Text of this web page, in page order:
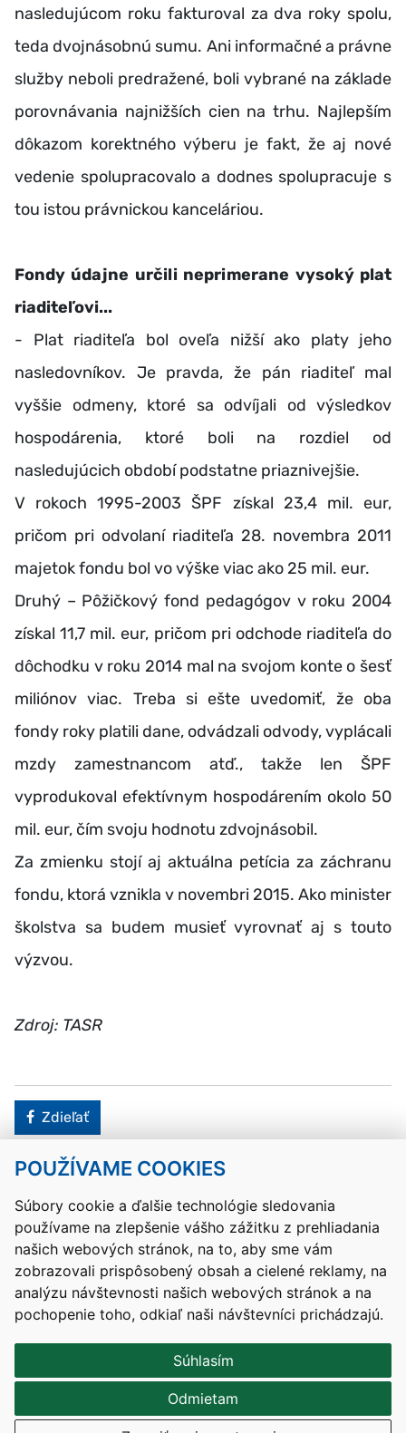
POUŽÍVAME COOKIES
Súbory cookie a ďalšie technológie sledovania
používame na zlepšenie vášho zážitku z prehliadania
našich webových stránok, na to, aby sme vám
zobrazovali prispôsobený obsah a cielené reklamy, na
analýzu návštevnosti našich webových stránok a na
pochopenie toho, odkiaľ naši návštevníci prichádzajú.
Súhlasím
Odmietam
nasledujúcom roku fakturoval za dva roky spolu,
teda dvojnásobnú sumu. Ani informačné a právne
služby neboli predražené, boli vybrané na základe
porovnávania najnižších cien na trhu. Najlepším
dôkazom korektného výberu je fakt, že aj nové
vedenie spolupracovalo a dodnes spolupracuje s
tou istou právnickou kanceláriou.
Fondy údajne určili neprimerane vysoký plat
riaditeľovi...
- Plat riaditeľa bol oveľa nižší ako platy jeho
nasledovníkov. Je pravda, že pán riaditeľ mal
vyššie odmeny, ktoré sa odvíjali od výsledkov
hospodárenia, ktoré boli na rozdiel od
nasledujúcich období podstatne priaznivejšie.
V rokoch 1995-2003 ŠPF získal 23,4 mil. eur,
pričom pri odvolaní riaditeľa 28. novembra 2011
majetok fondu bol vo výške viac ako 25 mil. eur.
Druhý – Pôžičkový fond pedagógov v roku 2004
získal 11,7 mil. eur, pričom pri odchode riaditeľa do
dôchodku v roku 2014 mal na svojom konte o šesť
miliónov viac. Treba si ešte uvedomiť, že oba
fondy roky platili dane, odvádzali odvody, vyplácali
mzdy zamestnancom atď., takže len ŠPF
vyprodukoval efektívnym hospodárením okolo 50
mil. eur, čím svoju hodnotu zdvojnásobil.
Za zmienku stojí aj aktuálna petícia za záchranu
fondu, ktorá vznikla v novembri 2015. Ako minister
školstva sa budem musieť vyrovnať aj s touto
výzvou.
Zdroj: TASR
Facebook
Zdieľať
Kontakty Mapa stránky RSS
Vyhlásenie o prístupnosti
Nastavenia cookies
Prevádzkovateľom služby je Ministerstvo školstva, výskumu,
vývoja a mládeže Slovenskej republiky.